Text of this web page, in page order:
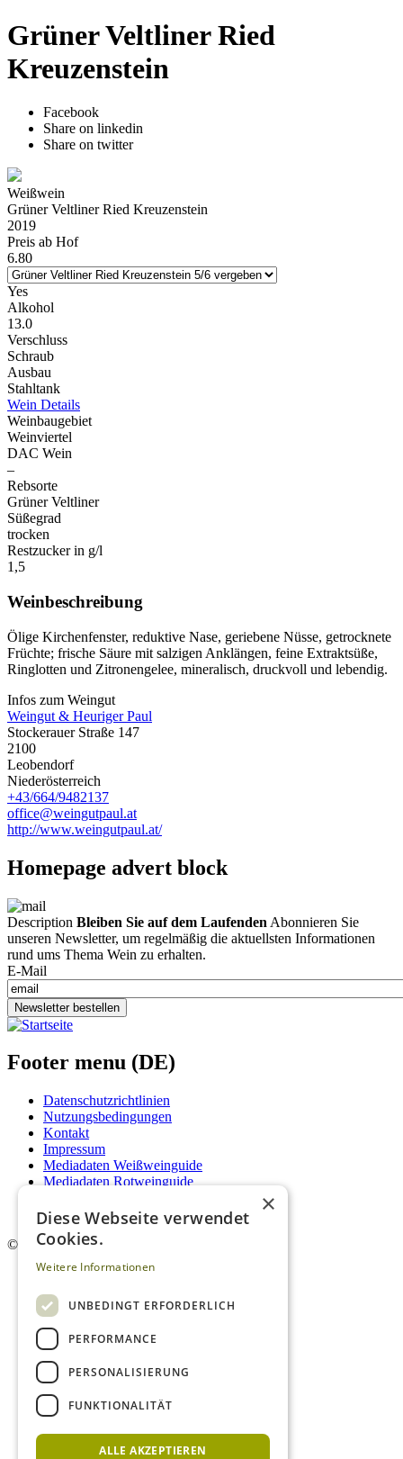
Grüner Veltliner Ried
Kreuzenstein
Facebook
Share on linkedin
Share on twitter
Weißwein
Grüner Veltliner Ried Kreuzenstein
2019
Preis ab Hof
6.80
Yes
Alkohol
13.0
Verschluss
Schraub
Ausbau
Stahltank
Wein Details
Weinbaugebiet
Weinviertel
DAC Wein
–
Rebsorte
Grüner Veltliner
Süßegrad
trocken
Restzucker in g/l
1,5
Weinbeschreibung
Ölige Kirchenfenster, reduktive Nase, geriebene Nüsse, getrocknete
Früchte; frische Säure mit salzigen Anklängen, feine Extraktsüße,
Ringlotten und Zitronengelee, mineralisch, druckvoll und lebendig.
Infos zum Weingut
Weingut & Heuriger Paul
Stockerauer Straße 147
2100
Leobendorf
Niederösterreich
+43/664/9482137
office@weingutpaul.at
http://www.weingutpaul.at/
Homepage advert block
Description Bleiben Sie auf dem Laufenden Abonnieren Sie
unseren Newsletter, um regelmäßig die aktuellsten Informationen
rund ums Thema Wein zu erhalten.
E-Mail
Newsletter bestellen
Footer menu (DE)
Datenschutzrichtlinien
Nutzungsbedingungen
Kontakt
Impressum
Mediadaten Weißweinguide
Mediadaten Rotweinguide
Newsletter
© 2026. Alle Rechte vorbehalten.
×
Diese Webseite verwendet
Cookies.
Weitere Informationen
UNBEDINGT ERFORDERLICH
PERFORMANCE
PERSONALISIERUNG
FUNKTIONALITÄT
ALLE AKZEPTIEREN